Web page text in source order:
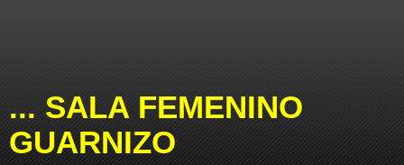
... SALA FEMENINO
GUARNIZO